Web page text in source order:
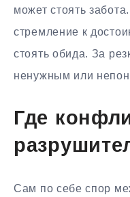
может стоять
стремление к
стоять обида. За
ненужным или
Где
Сам по себе спор